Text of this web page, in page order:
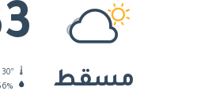
مسقط
33º - 30º